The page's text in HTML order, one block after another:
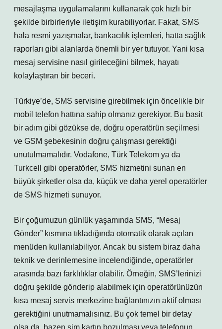
mesajlaşma uygulamalarını kullanarak çok hızlı bir
şekilde birbirleriyle iletişim kurabiliyorlar. Fakat, SMS
hala resmi yazışmalar, bankacılık işlemleri, hatta sağlık
raporları gibi alanlarda önemli bir yer tutuyor. Yani kısa
mesaj servisine nasıl girileceğini bilmek, hayatı
kolaylaştıran bir beceri.
Türkiye’de, SMS servisine girebilmek için öncelikle bir
mobil telefon hattına sahip olmanız gerekiyor. Bu basit
bir adım gibi gözükse de, doğru operatörün seçilmesi
ve GSM şebekesinin doğru çalışması gerektiği
unutulmamalıdır. Vodafone, Türk Telekom ya da
Turkcell gibi operatörler, SMS hizmetini sunan en
büyük şirketler olsa da, küçük ve daha yerel operatörler
de SMS hizmeti sunuyor.
Bir çoğumuzun günlük yaşamında SMS, “Mesaj
Gönder” kısmına tıkladığında otomatik olarak açılan
menüden kullanılabiliyor. Ancak bu sistem biraz daha
teknik ve derinlemesine incelendiğinde, operatörler
arasında bazı farklılıklar olabilir. Örneğin, SMS’lerinizi
doğru şekilde gönderip alabilmek için operatörünüzün
kısa mesaj servis merkezine bağlantınızın aktif olması
gerektiğini unutmamalısınız. Bu çok temel bir detay
olsa da, bazen sim kartın bozulması veya telefonun